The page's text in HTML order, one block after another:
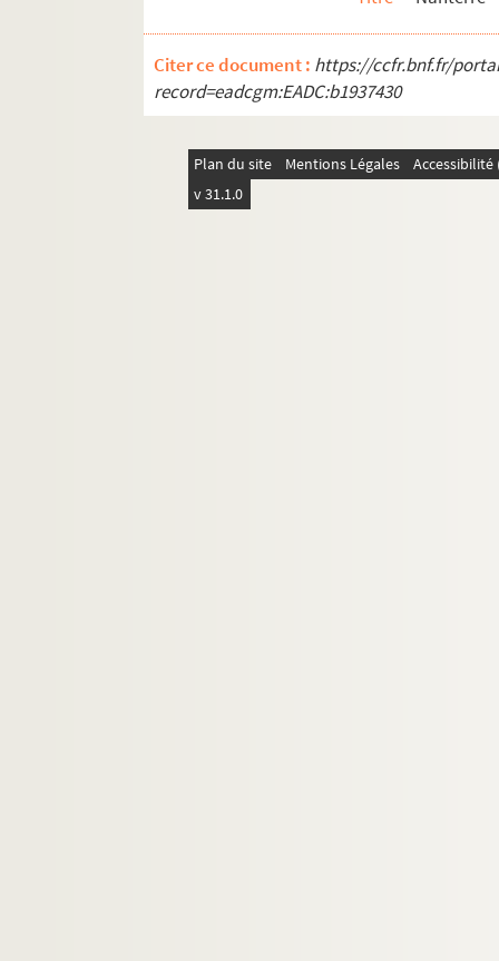
Citer ce document : https://ccfr.bnf.fr/
record=eadcgm:EADC:b1937430
Plan du site Mentions Légales
v 31.1.0